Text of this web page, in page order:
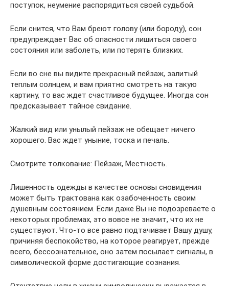
поступок, неумение распорядиться своей судьбой.
Если снится, что Вам бреют голову (или бороду), сон
предупреждает Вас об опасности лишиться своего
состояния или заболеть, или потерять близких.
Если во сне вы видите прекрасный пейзаж, залитый
теплым солнцем, и вам приятно смотреть на такую
картину, то вас ждет счастливое будущее. Иногда сон
предсказывает тайное свидание.
Жалкий вид или унылый пейзаж не обещает ничего
хорошего. Вас ждет уныние, тоска и печаль.
Смотрите толкование: Пейзаж, Местность.
Лишенность одежды в качестве основы сновидения
может быть трактована как озабоченность своим
душевным состоянием. Если даже Вы не подозреваете о
некоторых проблемах, это вовсе не значит, что их не
существуют. Что-то все равно подтачивает Вашу душу,
причиняя беспокойство, на которое реагирует, прежде
всего, бессознательное, оно затем посылает сигналы, в
символической форме достигающие сознания.